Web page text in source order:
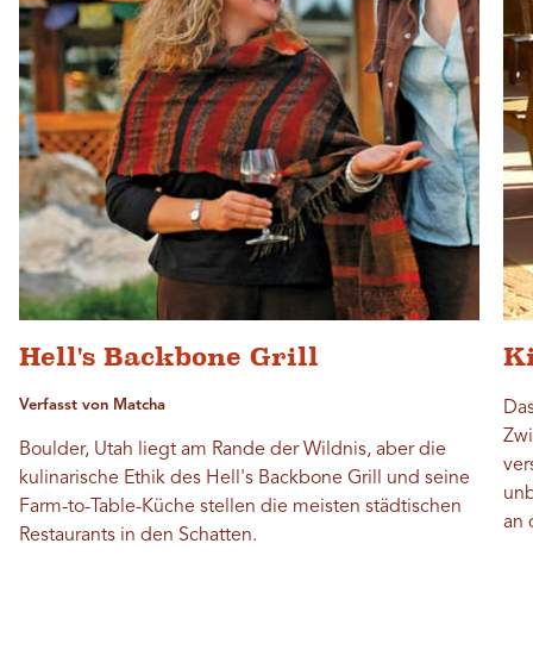
Hell's Backbone Grill
Verfasst von Matcha
Boulder, Utah liegt am Rande der Wildnis, aber die
kulinarische Ethik des Hell's Backbone Grill und seine
Farm-to-Table-Küche stellen die meisten städtischen
Restaurants in den Schatten.
an